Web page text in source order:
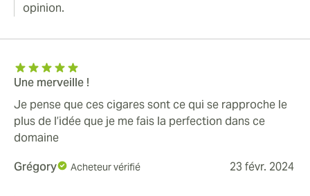
opinion.
Une merveille !
Je pense que ces cigares sont ce qui se rapproche le
plus de l’idée que je me fais la perfection dans ce
domaine
Grégory
Acheteur vérifié 23 févr. 2024